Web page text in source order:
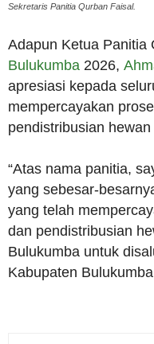
Sekretaris Panitia Qurban Faisal.
Adapun Ketua Panitia
Bulukumba 2026,
apresiasi kepada
mempercayakan
pendistribusian
“Atas nama panitia,
yang sebesar-
yang telah
dan pendistribusian
Bulukumba untuk
Kabupaten